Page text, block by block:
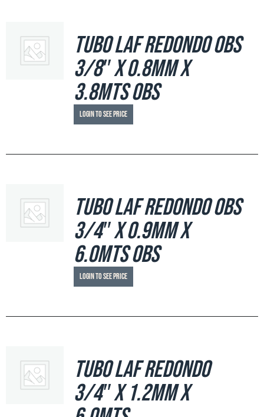
Tubo LAF Redondo OBS
3/8″ x 0.8mm x
3.8mts OBS
Login to see price
Tubo LAF Redondo OBS
3/4″ x 0.9mm x
6.0mts OBS
Login to see price
Tubo LAF Redondo
3/4″ x 1.2mm x